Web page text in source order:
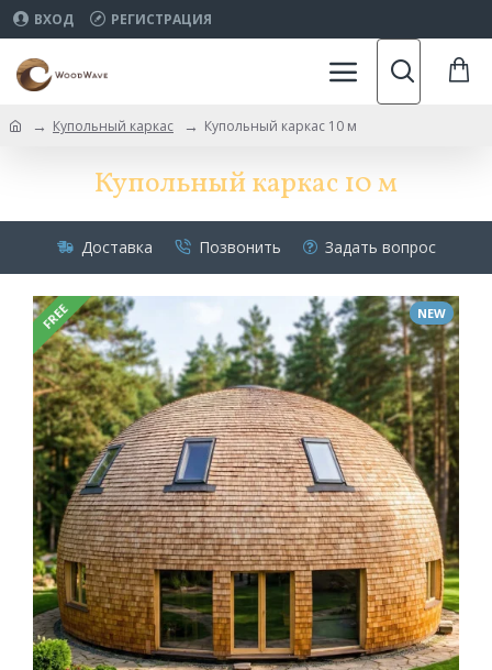
ВХОД РЕГИСТРАЦИЯ
Купольный каркас Купольный каркас 10 м
Купольный каркас 10 м
Доставка Позвонить Задать вопрос
NEW
FREE